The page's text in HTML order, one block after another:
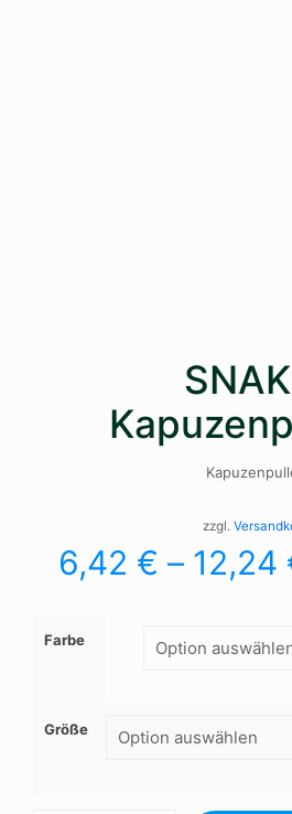
zzgl.
6,42 € – 12,24
Farbe
Größe